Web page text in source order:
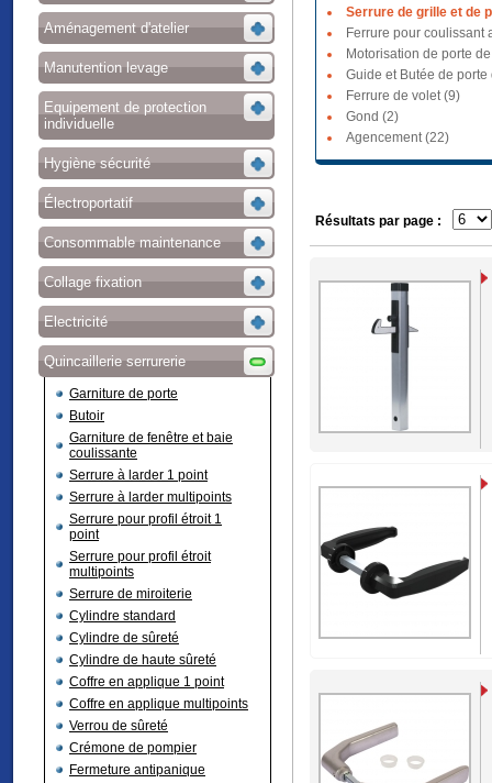
Aménagement d'atelier
Manutention levage
Equipement de protection
individuelle
Hygiène sécurité
Électroportatif
Consommable maintenance
Collage fixation
Electricité
Quincaillerie serrurerie
Garniture de porte
Butoir
Garniture de fenêtre et baie
coulissante
Serrure à larder 1 point
Serrure à larder multipoints
Serrure pour profil étroit 1
point
Serrure pour profil étroit
multipoints
Serrure de miroiterie
Cylindre standard
Cylindre de sûreté
Cylindre de haute sûreté
Coffre en applique 1 point
Coffre en applique multipoints
Verrou de sûreté
Crémone de pompier
Fermeture antipanique
Serrure de grille et de
Ferrure pour coulissant
Motorisation de porte
Guide et Butée de
Ferrure de volet (9)
Gond (2)
Agencement (22)
Résultats par page :